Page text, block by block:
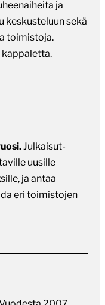
ja
keskusteluun sekä
toimistoja.
Julkaisut-
uusille
ja antaa
eri toimistojen